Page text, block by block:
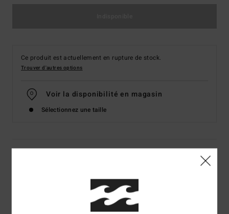
Ce produit est actuellement en rupture de stock.
Trouver d'autres options
Voir la disponibilité en magasin
Sélectionnez une taille
Sweat à capuche Jaune Femme
Code couleur